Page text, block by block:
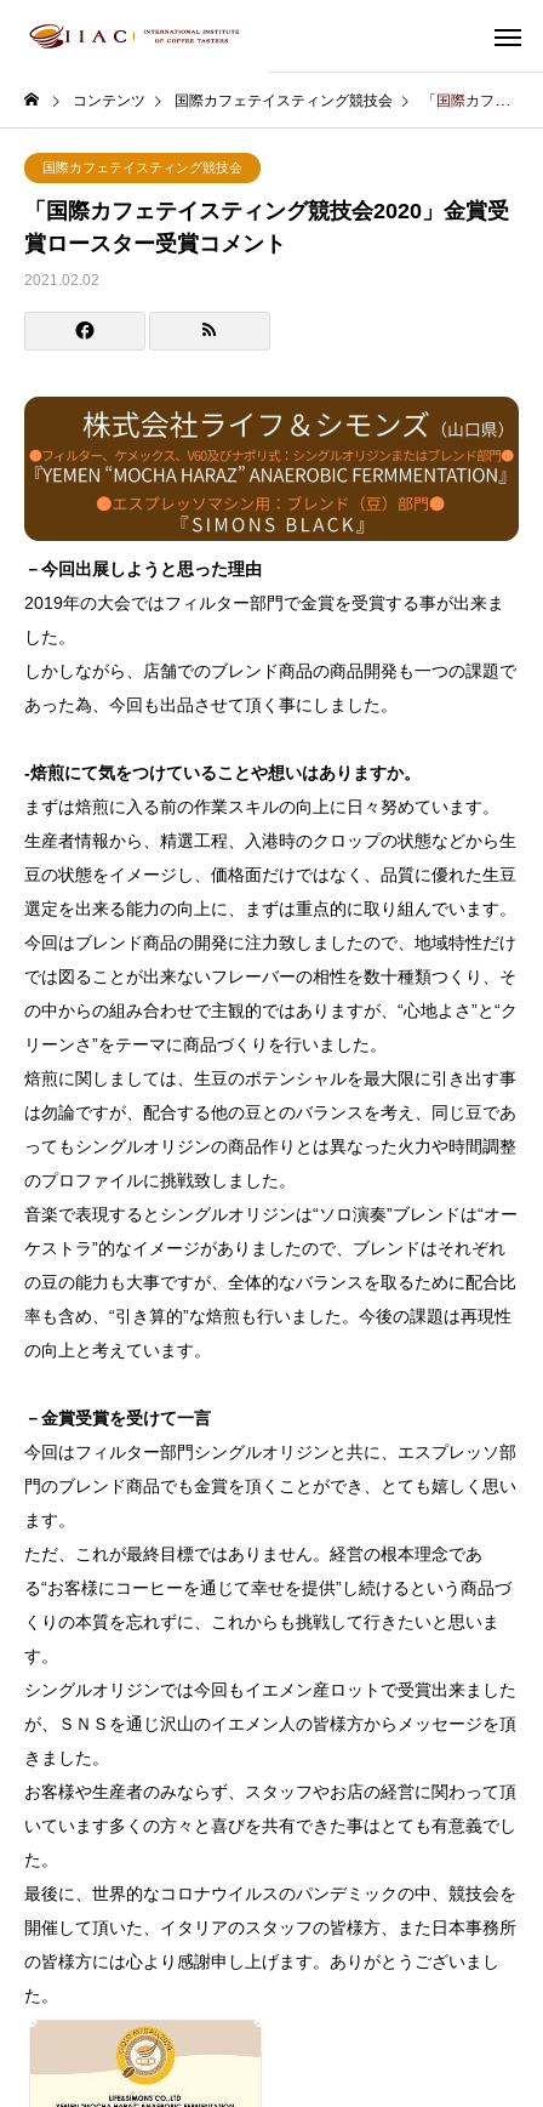
コンテンツ 国際カフェテイスティング競技会 「国際カフェテイスティング競技会2020」金賞受賞ロースター受賞コメント
国際カフェテイスティング競技会
「国際カフェテイスティング競技会2020」金賞受
賞ロースター受賞コメント
2021.02.02
－今回出展しようと思った理由
2019年の大会ではフィルター部門で金賞を受賞する事が出来ま
した。
しかしながら、店舗でのブレンド商品の商品開発も一つの課題で
あった為、今回も出品させて頂く事にしました。
-焙煎にて気をつけていることや想いはありますか。
まずは焙煎に入る前の作業スキルの向上に日々努めています。
生産者情報から、精選工程、入港時のクロップの状態などから生
豆の状態をイメージし、価格面だけではなく、品質に優れた生豆
選定を出来る能力の向上に、まずは重点的に取り組んでいます。
今回はブレンド商品の開発に注力致しましたので、地域特性だけ
では図ることが出来ないフレーバーの相性を数十種類つくり、そ
の中からの組み合わせで主観的ではありますが、“心地よさ”と“ク
リーンさ”をテーマに商品づくりを行いました。
焙煎に関しましては、生豆のポテンシャルを最大限に引き出す事
は勿論ですが、配合する他の豆とのバランスを考え、同じ豆であ
ってもシングルオリジンの商品作りとは異なった火力や時間調整
のプロファイルに挑戦致しました。
音楽で表現するとシングルオリジンは“ソロ演奏”ブレンドは“オー
ケストラ”的なイメージがありましたので、ブレンドはそれぞれ
の豆の能力も大事ですが、全体的なバランスを取るために配合比
率も含め、“引き算的”な焙煎も行いました。今後の課題は再現性
の向上と考えています。
－金賞受賞を受けて一言
今回はフィルター部門シングルオリジンと共に、エスプレッソ部
門のブレンド商品でも金賞を頂くことができ、とても嬉しく思い
ます。
ただ、これが最終目標ではありません。経営の根本理念であ
る“お客様にコーヒーを通じて幸せを提供”し続けるという商品づ
くりの本質を忘れずに、これからも挑戦して行きたいと思いま
す。
シングルオリジンでは今回もイエメン産ロットで受賞出来ました
が、ＳＮＳを通じ沢山のイエメン人の皆様方からメッセージを頂
きました。
お客様や生産者のみならず、スタッフやお店の経営に関わって頂
いています多くの方々と喜びを共有できた事はとても有意義でし
た。
最後に、世界的なコロナウイルスのパンデミックの中、競技会を
開催して頂いた、イタリアのスタッフの皆様方、また日本事務所
の皆様方には心より感謝申し上げます。ありがとうございまし
た。